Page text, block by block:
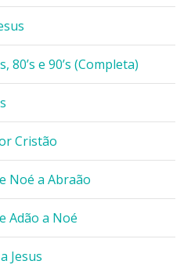
80’s e 90’s (Completa)
Cristão
Noé a Abraão
Adão a Noé
Jesus